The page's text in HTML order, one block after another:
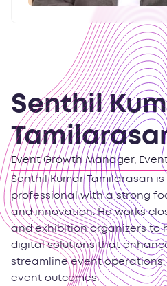
Senthil
Event Growth Manager,
Senthil Kumar Tamilarasan
professional with a strong
and innovation. He works
and exhibition organizers to
digital solutions that
streamline event
event outcomes.